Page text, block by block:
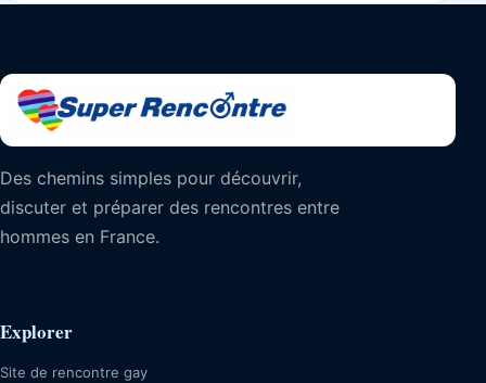
Des chemins simples pour découvrir,
discuter et préparer des rencontres entre
hommes en France.
Explorer
Site de rencontre gay